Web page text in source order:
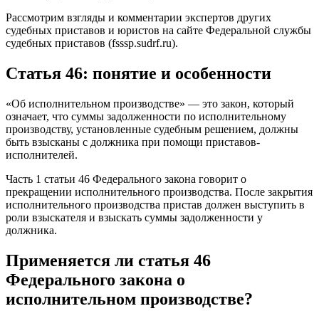
Рассмотрим взгляды и комментарии экспертов других
судебных приставов и юристов на сайте Федеральной службы
судебных приставов (fsssp.sudrf.ru).
Статья 46: понятие и особенности
«Об исполнительном производстве» — это закон, который
означает, что суммы задолженности по исполнительному
производству, установленные судебным решением, должны
быть взысканы с должника при помощи приставов-
исполнителей.
Часть 1 статьи 46 Федерального закона говорит о
прекращении исполнительного производства. После закрытия
исполнительного производства пристав должен выступить в
роли взыскателя и взыскать суммы задолженности у
должника.
Применяется ли статья 46
Федерального закона о
исполнительном производстве?